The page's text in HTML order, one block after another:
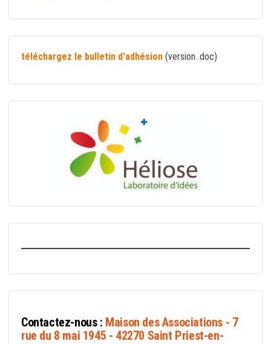
téléchargez le bulletin d'adhésion (version .doc)
Contactez-nous : Maison des Associations - 7
rue du 8 mai 1945 - 42270 Saint Priest-en-